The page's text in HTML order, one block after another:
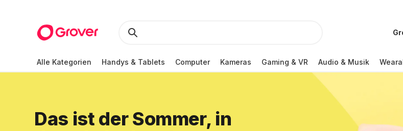
Alle Kategorien Handys & Tablets Computer Kameras Gaming & VR Audio & Musik
Das ist der Sommer, in